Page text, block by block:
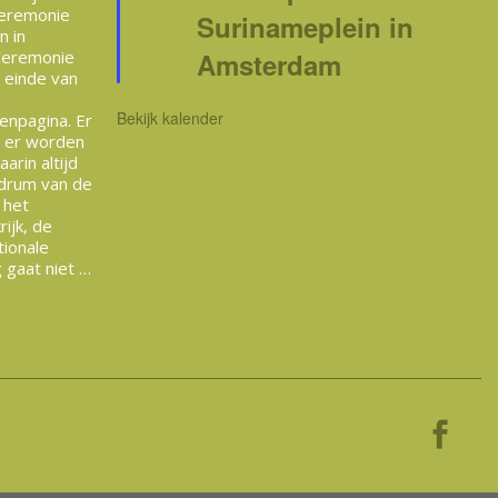
in
van
Er
er worden
altijd
van de
het
de
gaat niet …
Surinameplein in
Amsterdam
Bekijk kalender